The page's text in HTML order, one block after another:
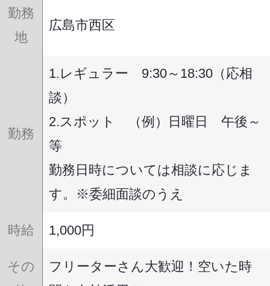
勤務
地
広島市西区
勤務
1.レギュラー 9:30～18:30（応相
談）
2.スポット （例）日曜日 午後～
等
勤務日時については相談に応じま
す。※委細面談のうえ
時給 1,000円
その
フリーターさん大歓迎！空いた時